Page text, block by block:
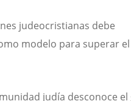
judeocristianas debe
modelo para superar el
judía desconoce el